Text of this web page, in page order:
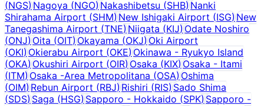
(NGS)Nagoya (NGO) Nakashibetsu (SHB) Nanki
Shirahama Airport (SHM)New Ishigaki Airport (ISG)New
Tanegashima Airport (TNE)Niigata (KIJ) Odate Noshiro
(ONJ)Oita (OIT) Okayama (OKJ) Oki Airport
(OKI)Okierabu Airport (OKE) Okinawa - Ryukyo Island
(OKA)Okushiri Airport (OIR) Osaka (KIX) Osaka - Itami
(ITM)Osaka -Area Metropolitana (OSA)Oshima
(OIM)Rebun Airport (RBJ) Rishiri (RIS) Sado Shima
(SDS)Saga (HSG) Sapporo - Hokkaido (SPK) Sapporo -